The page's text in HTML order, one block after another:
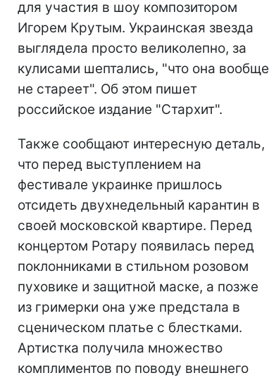
для участия в шоу композитором
Игорем Крутым. Украинская звезда
выглядела просто великолепно, за
кулисами шептались, "что она вообще
не стареет". Об этом пишет
российское издание "Стархит".
Также сообщают интересную деталь,
что перед выступлением на
фестивале украинке пришлось
отсидеть двухнедельный карантин в
своей московской квартире. Перед
концертом Ротару появилась перед
поклонниками в стильном розовом
пуховике и защитной маске, а позже
из гримерки она уже предстала в
сценическом платье с блестками.
Артистка получила множество
комплиментов по поводу внешнего